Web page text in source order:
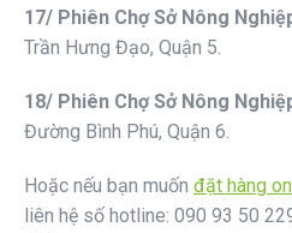
17/ Phiên Chợ Sở Nông
Trần Hưng Đạo, Quận 5.
18/ Phiên Chợ Sở Nông
Đường Bình Phú, Quận 6.
Hoặc nếu bạn muốn đặt hàng
liên hệ số hotline: 090 93 50